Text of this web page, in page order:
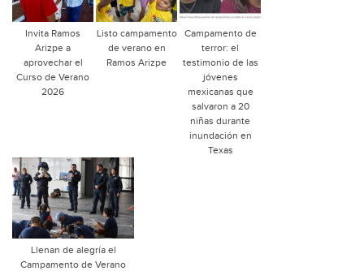
Invita Ramos
Arizpe a
aprovechar el
Curso de Verano
2026
Listo campamento
de verano en
Ramos Arizpe
Campamento de
terror: el
testimonio de las
jóvenes
mexicanas que
salvaron a 20
niñas durante
inundación en
Texas
Llenan de alegría el
Campamento de Verano